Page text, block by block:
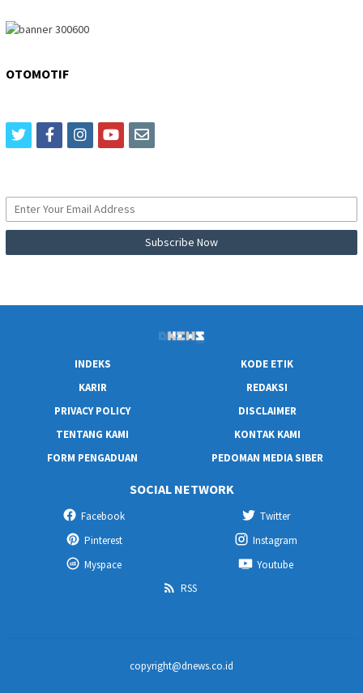
OTOMOTIF
twitterfacebookinstagram
youtubeemail
INDEKS
KODE ETIK
KARIR
REDAKSI
PRIVACY POLICY
DISCLAIMER
TENTANG KAMI
KONTAK KAMI
FORM PENGADUAN
PEDOMAN MEDIA SIBER
SOCIAL NETWORK
Facebook
Twitter
Pinterest
Instagram
Myspace
Youtube
RSS
copyright@dnews.co.id